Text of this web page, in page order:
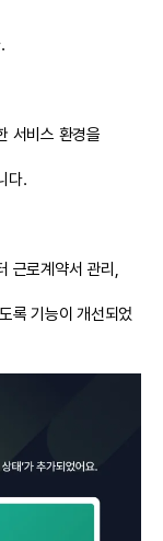
서비스 환경을
다.
근로계약서 관리,
록 기능이 개선되었